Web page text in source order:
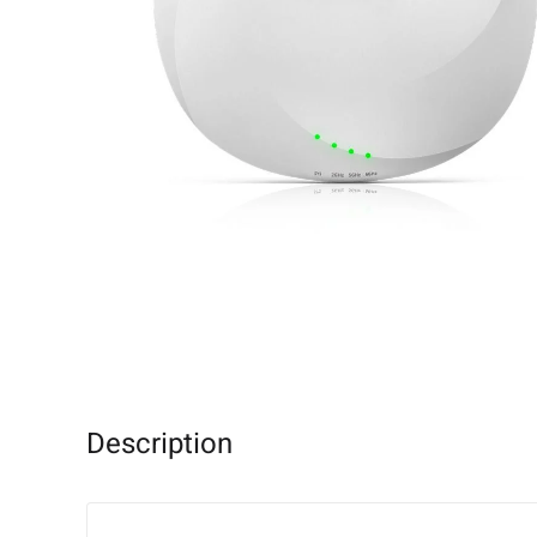
Description